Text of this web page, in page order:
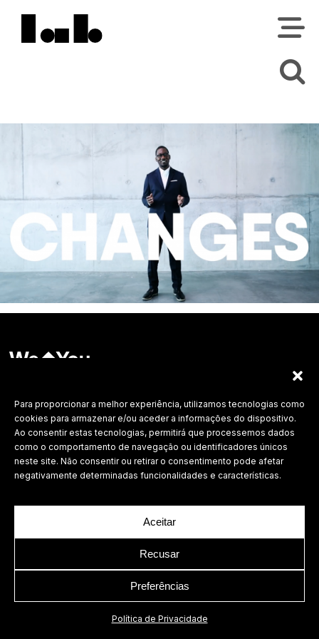
Para proporcionar a melhor experiência, utilizamos tecnologias como
cookies para armazenar e/ou aceder a informações do dispositivo.
Ao consentir estas tecnologias, permitirá que processemos dados
como o comportamento de navegação ou identificadores únicos
neste site. Não consentir ou retirar o consentimento pode afetar
negativamente determinadas funcionalidades e características.
Aceitar
Recusar
Preferências
Política de Privacidade
©2026 Todos os direitos reservados.
Política de Privacidade